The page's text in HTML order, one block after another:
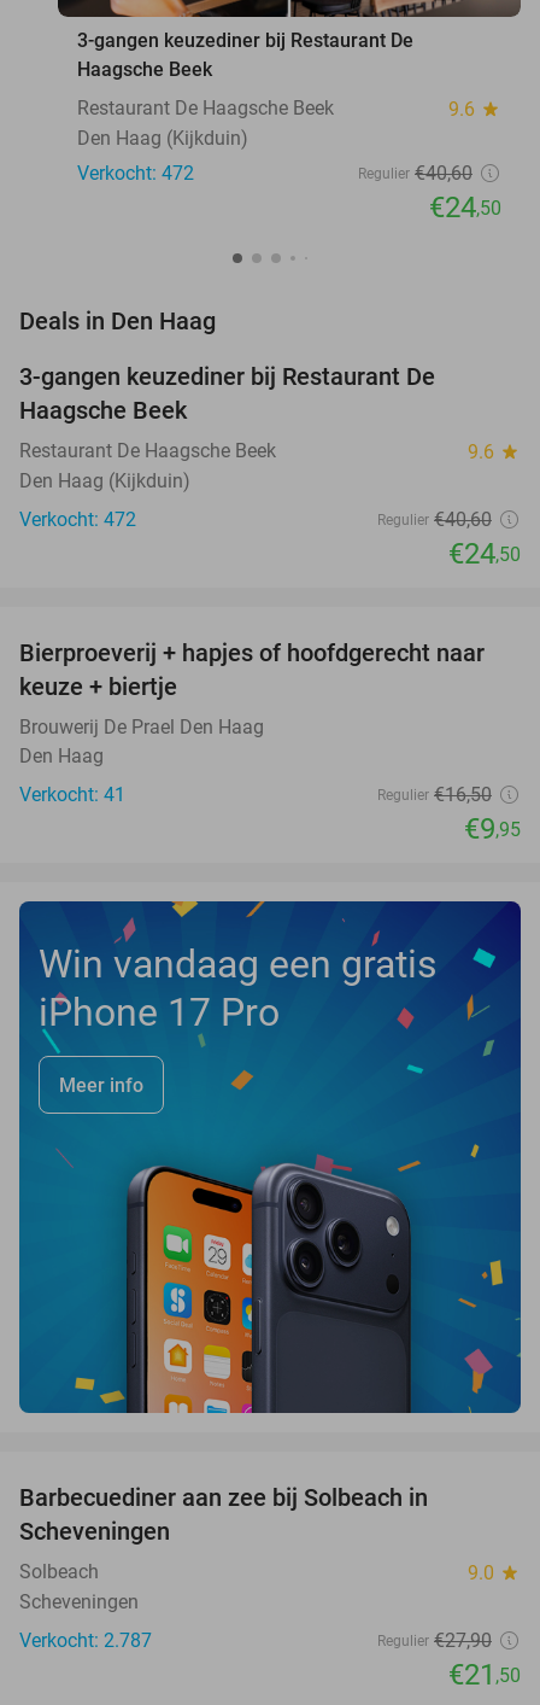
3-gangen keuzediner bij Restaurant De
Haagsche Beek
Restaurant De Haagsche Beek
9.6 star
Den Haag (Kijkduin)
Verkocht: 472
Regulier €40,60
€24,50
Deals in Den Haag
3-gangen keuzediner bij Restaurant De
Haagsche Beek
Restaurant De Haagsche Beek 9.6 star
Den Haag (Kijkduin)
Verkocht: 472
Regulier €40,60
€24,50
40%
NEW
TODAY
Bierproeverij + hapjes of hoofdgerecht naar
keuze + biertje
Brouwerij De Prael Den Haag
Den Haag
Verkocht: 41
Regulier €16,50
€9,95
Win vandaag een gratis
iPhone 17 Pro
Meer info
Barbecuediner aan zee bij Solbeach in
Scheveningen
Solbeach 9.0 star
Scheveningen
Verkocht: 2.787
Regulier €27,90
€21 ,50